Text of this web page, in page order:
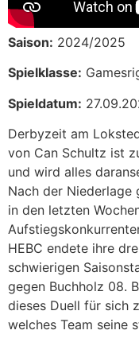
Saison: 2024/2025
Spielklasse:
Spieldatum:
Derbyzeit am
von Can Schultz ist
und wird alles
Nach der Niederlage
in den letzten
HEBC endete ihre
schwierigen
gegen Buchholz 08.
dieses Duell für sich
welches Team seine